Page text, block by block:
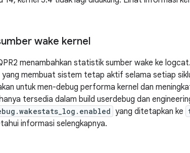
wake kernel
menambahkan statistik sumber wake ke
yang membuat sistem tetap aktif selama setiap
untuk men-debug performa kernel dan
tersedia dalam build userdebug dan
yang ditetapkan ke
informasi selengkapnya.